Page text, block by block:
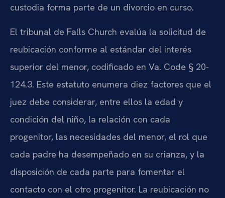
custodia forma parte de un divorcio en curso.
El tribunal de Falls Church evalúa la solicitud de
reubicación conforme al estándar del interés
superior del menor, codificado en Va. Code § 20-
124.3. Este estatuto enumera diez factores que el
juez debe considerar, entre ellos la edad y
condición del niño, la relación con cada
progenitor, las necesidades del menor, el rol que
cada padre ha desempeñado en su crianza, y la
disposición de cada parte para fomentar el
contacto con el otro progenitor. La reubicación no